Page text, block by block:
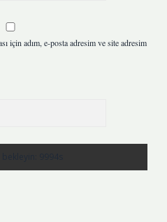
için adım, e-posta adresim ve site adresim